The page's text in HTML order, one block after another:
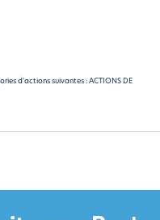
d'actions suivantes : ACTIONS DE